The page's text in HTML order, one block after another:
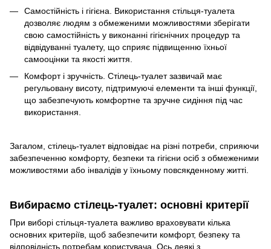
Самостійність і гігієна. Використання стільця-туалета
дозволяє людям з обмеженими можливостями зберігати
свою самостійність у виконанні гігієнічних процедур та
відвідуванні туалету, що сприяє підвищенню їхньої
самооцінки та якості життя.
Комфорт і зручність. Стілець-туалет зазвичай має
регульовану висоту, підтримуючі елементи та інші функції,
що забезпечують комфортне та зручне сидіння під час
використання.
Загалом, стілець-туалет відповідає на різні потреби, сприяючи
забезпеченню комфорту, безпеки та гігієни осіб з обмеженими
можливостями або інвалідів у їхньому повсякденному житті.
Вибираємо стілець-туалет: основні критерії
При виборі стільця-туалета важливо враховувати кілька
основних критеріїв, щоб забезпечити комфорт, безпеку та
відповідність потребам користувача. Ось деякі з